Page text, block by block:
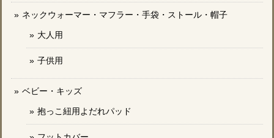
ネックウォーマー・マフラー・手袋・ストール・帽子
大人用
子供用
ベビー・キッズ
抱っこ紐用よだれパッド